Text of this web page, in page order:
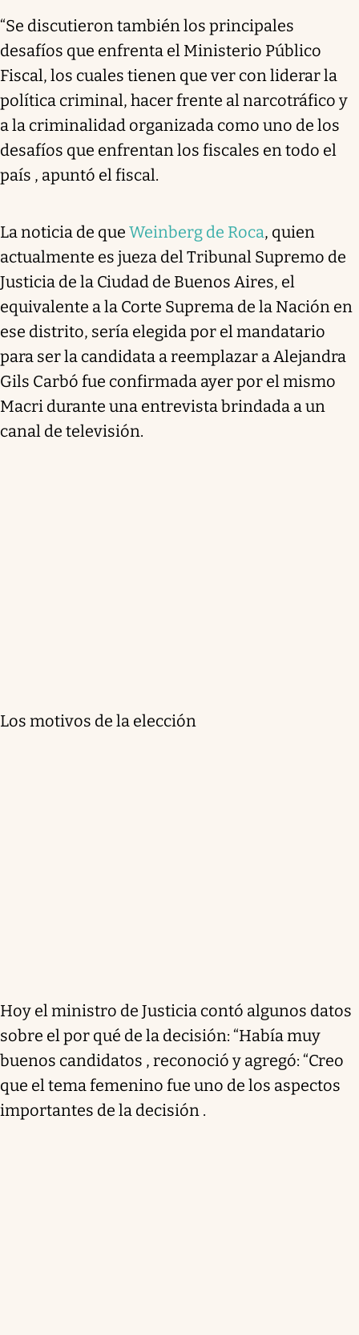
“Se discutieron también los principales
desafíos que enfrenta el Ministerio Público
Fiscal, los cuales tienen que ver con liderar la
política criminal, hacer frente al narcotráfico y
a la criminalidad organizada como uno de los
desafíos que enfrentan los fiscales en todo el
país , apuntó el fiscal.
La noticia de que Weinberg de Roca, quien
actualmente es jueza del Tribunal Supremo de
Justicia de la Ciudad de Buenos Aires, el
equivalente a la Corte Suprema de la Nación en
ese distrito, sería elegida por el mandatario
para ser la candidata a reemplazar a Alejandra
Gils Carbó fue confirmada ayer por el mismo
Macri durante una entrevista brindada a un
canal de televisión.
Los motivos de la elección
Hoy el ministro de Justicia contó algunos datos
sobre el por qué de la decisión: “Había muy
buenos candidatos , reconoció y agregó: “Creo
que el tema femenino fue uno de los aspectos
importantes de la decisión .